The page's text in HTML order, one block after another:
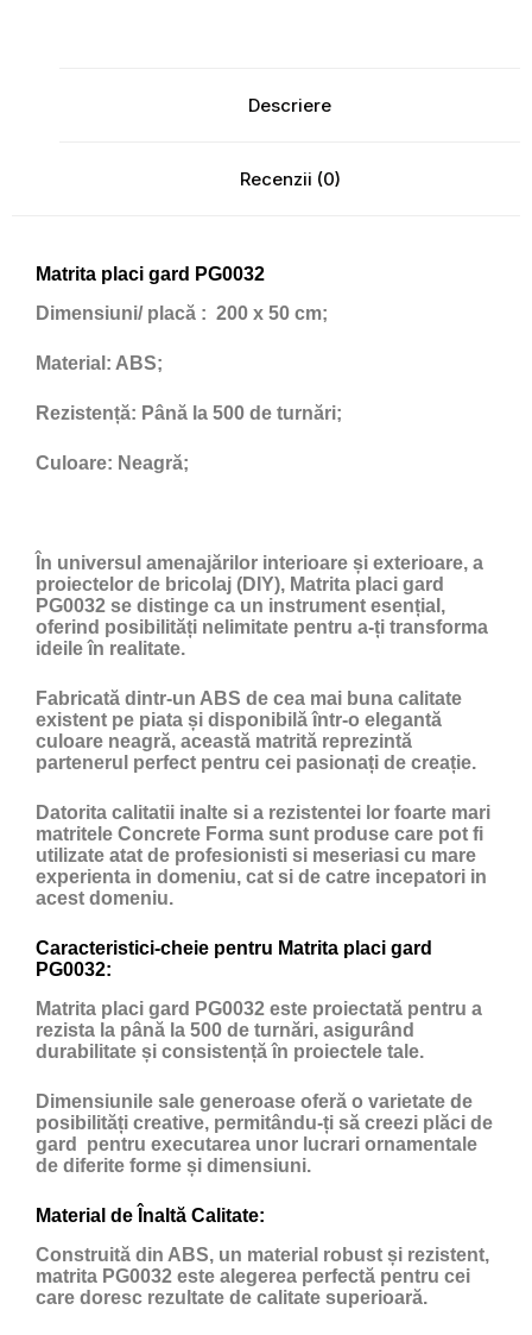
Descriere
Recenzii (0)
Matrita placi gard PG0032
Dimensiuni/ placă : 200 x 50 cm;
Material: ABS;
Rezistență: Până la 500 de turnări;
Culoare: Neagră;
În universul amenajărilor interioare și exterioare, a
proiectelor de bricolaj (DIY), Matrita placi gard
PG0032 se distinge ca un instrument esențial,
oferind posibilități nelimitate pentru a-ți transforma
ideile în realitate.
Fabricată dintr-un ABS de cea mai buna calitate
existent pe piata și disponibilă într-o elegantă
culoare neagră, această matrită reprezintă
partenerul perfect pentru cei pasionați de creație.
Datorita calitatii inalte si a rezistentei lor foarte mari
matritele Concrete Forma sunt produse care pot fi
utilizate atat de profesionisti si meseriasi cu mare
experienta in domeniu, cat si de catre incepatori in
acest domeniu.
Caracteristici-cheie pentru Matrita placi gard
PG0032:
Matrita placi gard PG0032 este proiectată pentru a
rezista la până la 500 de turnări, asigurând
durabilitate și consistență în proiectele tale.
Dimensiunile sale generoase oferă o varietate de
posibilități creative, permitându-ți să creezi plăci de
gard pentru executarea unor lucrari ornamentale
de diferite forme și dimensiuni.
Material de Înaltă Calitate:
Construită din ABS, un material robust și rezistent,
matrita PG0032 este alegerea perfectă pentru cei
care doresc rezultate de calitate superioară.